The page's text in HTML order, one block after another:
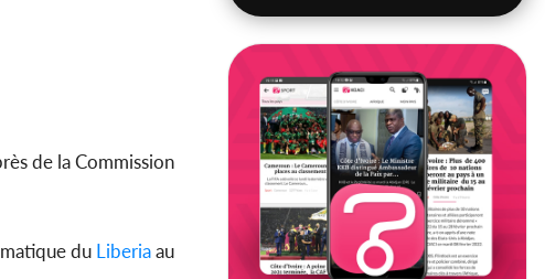
de la Commission
du Liberiaau